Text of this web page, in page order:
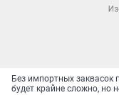
Без импортных заквасок
будет крайне сложно, но